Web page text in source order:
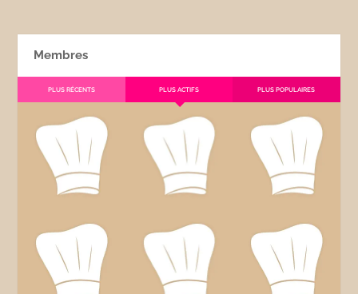
Membres
PLUS RÉCENTS PLUS ACTIFS PLUS POPULAIRES